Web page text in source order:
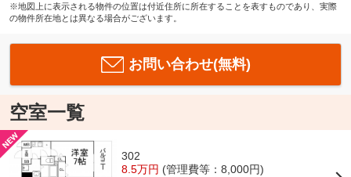
※地図上に表示される物件の位置は付近住所に所在することを表すものであり、実際
の物件所在地とは異なる場合がございます。
お問い合わせ(無料)
空室一覧
302
8.5万円 (管理費等：8,000円)